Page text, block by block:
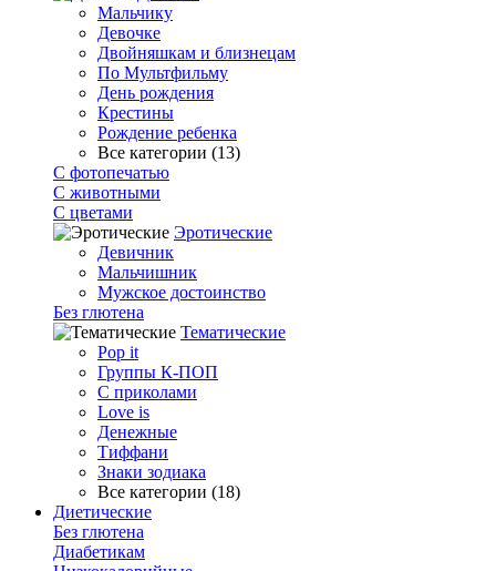
Мальчику
Девочке
Двойняшкам и близнецам
По Мультфильму
День рождения
Крестины
Рождение ребенка
Все категории (13)
С фотопечатью
C животными
С цветами
Эротические
Девичник
Мальчишник
Мужское достоинство
Без глютена
Тематические
Pop it
Группы К-ПОП
С приколами
Love is
Денежные
Тиффани
Знаки зодиака
Все категории (18)
Диетические
Без глютена
Диабетикам